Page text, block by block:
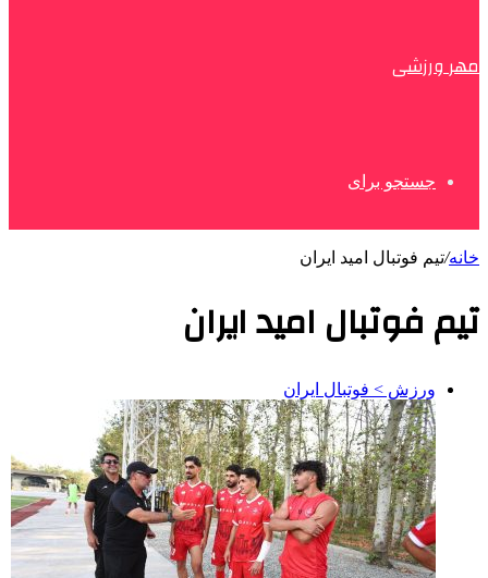
مهر ورزشی
جستجو برای
خانه/تیم فوتبال امید ایران
تیم فوتبال امید ایران
ورزش > فوتبال ایران